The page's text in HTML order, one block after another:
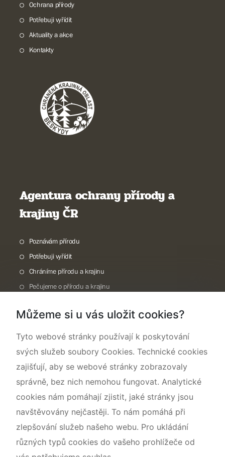
Ochrana přírody
Potřebuji vyřídit
Aktuality a akce
Kontakty
Agentura ochrany přírody a
krajiny ČR
Poznávám přírodu
Potřebuji vyřídit
Chráníme přírodu a krajinu
Pečujeme o přírodu a krajinu
O nás
Můžeme si u vás uložit cookies?
Tyto webové stránky používají k poskytování
svých služeb soubory Cookies. Technické cookies
zajišťují, aby se webové stránky zobrazovaly
správně, bez nich nemohou fungovat. Analytické
cookies nám pomáhají zjistit, jaké stránky jsou
navštěvovány nejčastěji. To nám pomáhá při
zlepšování služeb našeho webu. Pro ukládání
různých typů cookies do vašeho prohlížeče od